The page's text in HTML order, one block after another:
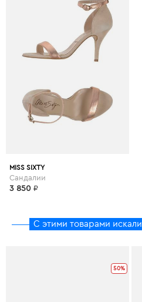
MISS SIXTY
Сандалии
3 850 ₽
С этими товарами искали
50%